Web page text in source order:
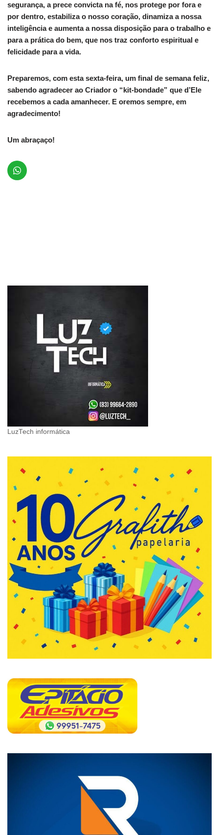
segurança, a prece convicta na fé, nos protege por fora e
por dentro, estabiliza o nosso coração, dinamiza a nossa
inteligência e aumenta a nossa disposição para o trabalho e
para a prática do bem, que nos traz conforto espiritual e
felicidade para a vida.
Preparemos, com esta sexta-feira, um final de semana feliz,
sabendo agradecer ao Criador o “kit-bondade” que d’Ele
recebemos a cada amanhecer. E oremos sempre, em
agradecimento!
Um abraçaço!
LuzTech informática